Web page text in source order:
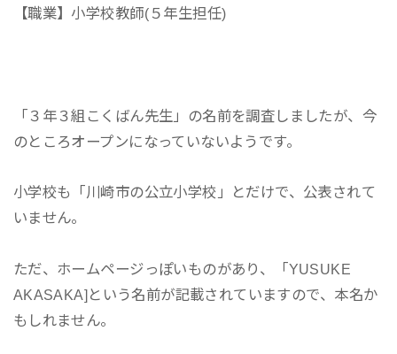
【職業】小学校教師(５年生担任)
「３年３組こくばん先生」の名前を調査しましたが、今
のところオープンになっていないようです。
小学校も「川崎市の公立小学校」とだけで、公表されて
いません。
ただ、ホームページっぽいものがあり、「YUSUKE
AKASAKA]という名前が記載されていますので、本名か
もしれません。